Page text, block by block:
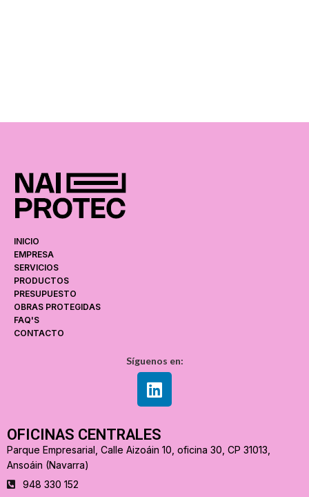
INICIO
EMPRESA
SERVICIOS
PRODUCTOS
PRESUPUESTO
OBRAS PROTEGIDAS
FAQ'S
CONTACTO
Síguenos en:
OFICINAS CENTRALES
Parque Empresarial, Calle Aizoáin 10, oficina 30, CP 31013,
Ansoáin (Navarra)
948 330 152